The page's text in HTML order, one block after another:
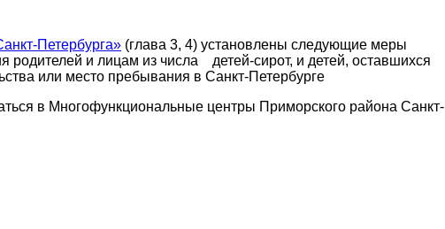
Петербурга» (глава 3, 4) установлены следующие меры
родителей и лицам из числа детей-сирот, и детей, оставшихся
или место пребывания в Санкт-Петербурге
в Многофункциональные центры Приморского района Санкт-